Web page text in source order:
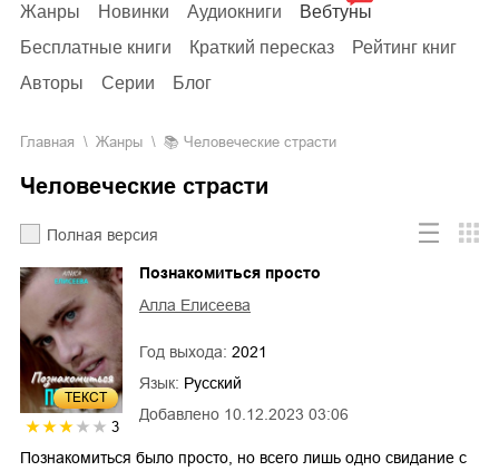
Жанры Новинки Аудиокниги
Вебтуны
Бесплатные книги
Краткий пересказ
Рейтинг книг
Авторы
Серии Блог
Главная Жанры Человеческие страсти
Человеческие страсти
Полная версия
ТЕКСТ
3
Добавлено 10.12.2023 03:06
Познакомиться просто
Алла Елисеева
Год выхода: 2021
Язык: Русский
Познакомиться было просто, но всего лишь одно свидание с